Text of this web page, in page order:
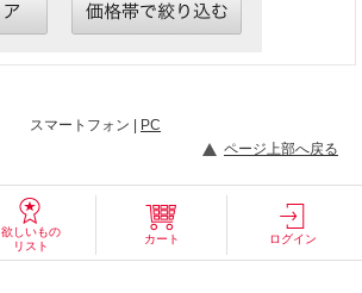
スマートフォン | PC
ページ上部へ戻る
欲しいもの
リスト
カート ログイン